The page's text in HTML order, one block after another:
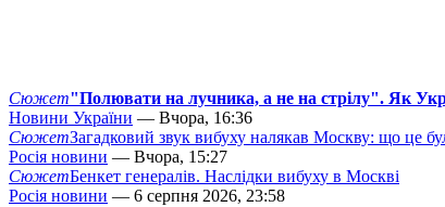
Сюжет"Полювати на лучника, а не на стрілу". Як
Новини України — Вчора, 16:36
СюжетЗагадковий звук вибуху налякав Москву: що це
Росія новини — Вчора, 15:27
СюжетБенкет генералів. Наслідки вибуху в Москві
Росія новини — 6 серпня 2026, 23:58